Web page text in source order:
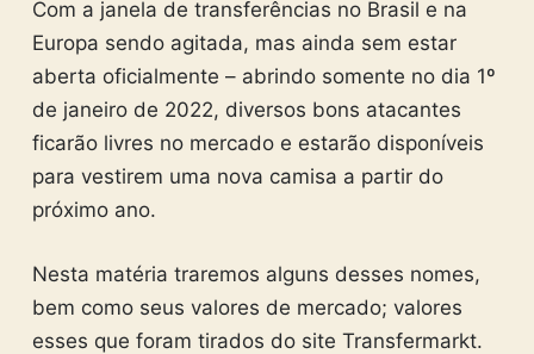
Com a janela de transferências no Brasil e na
Europa sendo agitada, mas ainda sem estar
aberta oficialmente – abrindo somente no dia 1º
de janeiro de 2022, diversos bons atacantes
ficarão livres no mercado e estarão disponíveis
para vestirem uma nova camisa a partir do
próximo ano.
Nesta matéria traremos alguns desses nomes,
bem como seus valores de mercado; valores
esses que foram tirados do site Transfermarkt.